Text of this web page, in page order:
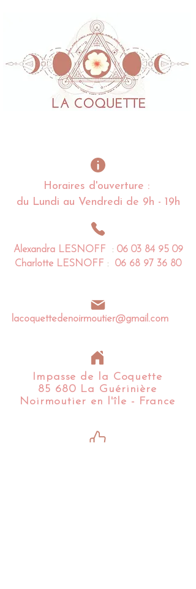
Horaires d'ouverture :
du Lundi au Vendredi de 9h - 19h
lacoquettedenoirmoutier@gmail.com
Impasse de la Coquette
85 680 La Guérinière
Noirmoutier en l'île - France​​
Alexandra LESNOFF : 06 03 84 95 09
Charlotte LESNOFF : 06 68 97 36 80